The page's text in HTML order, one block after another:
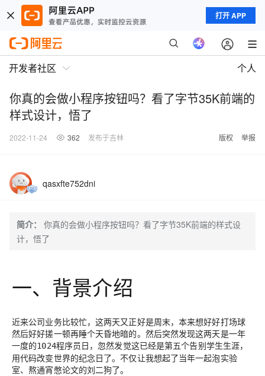
打开 APP
开发者社区 个人
你真的会做小程序按钮吗？看了字节35K前端的
样式设计，悟了
2022-11-24 362 发布于吉林 版权 举报
qasxfte752dni
简介：
你真的会做小程序按钮吗？看了字节35K前端的样式设
计，悟了
一、背景介绍
近来公司业务比较忙，这两天又正好是周末，本来想好好打场球
然后好好搓一顿再睡个天昏地暗的。然后突然发现这两天是一年
一度的1024程序员日，忽然发觉这已经是第五个告别学生生涯，
用代码改变世界的纪念日了。不仅让我想起了当年一起泡实验
室、熬通宵憋论文的刘二狗了。